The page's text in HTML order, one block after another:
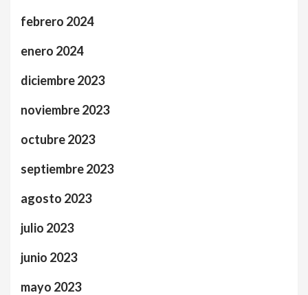
febrero 2024
enero 2024
diciembre 2023
noviembre 2023
octubre 2023
septiembre 2023
agosto 2023
julio 2023
junio 2023
mayo 2023